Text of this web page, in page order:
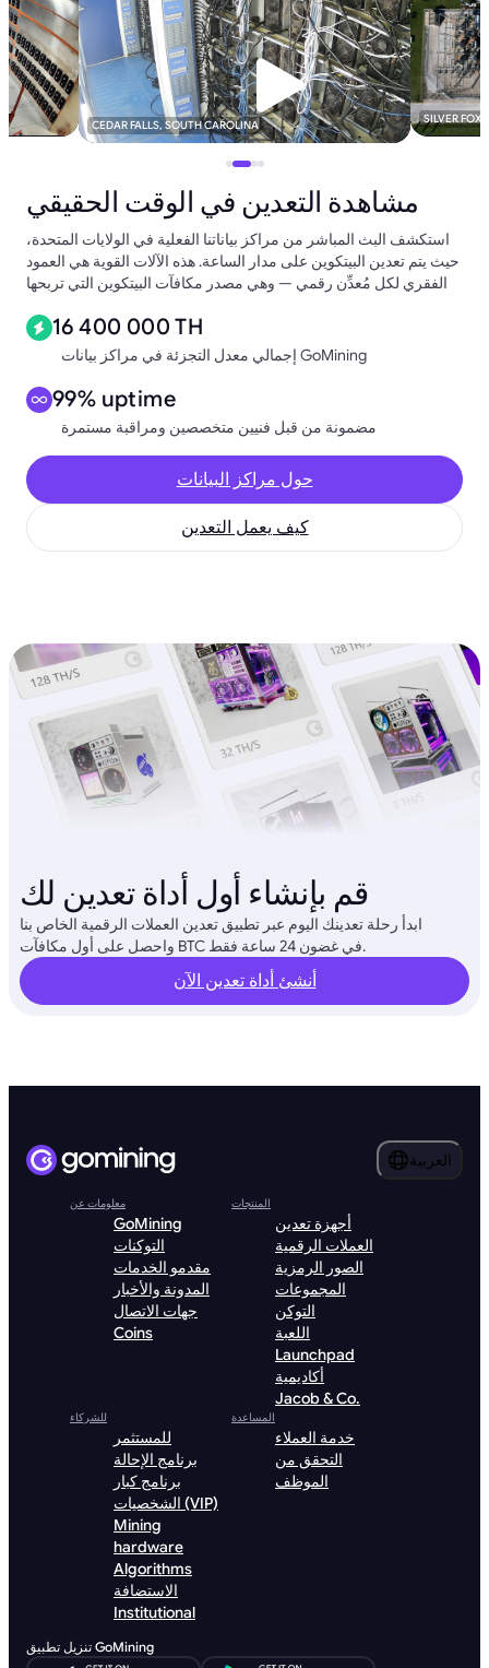
CEDAR FALLS, SOUTH CAROLINA SILVER FOX
مشاهدة التعدين في الوقت الحقيقي
استكشف البث المباشر من مراكز بياناتنا الفعلية في الولايات المتحدة،
حيث يتم تعدين البيتكوين على مدار الساعة. هذه الآلات القوية هي العمود
الفقري لكل مُعدِّن رقمي — وهي مصدر مكافآت البيتكوين التي تربحها
16 400 000 TH
إجمالي معدل التجزئة في مراكز بيانات GoMining
99% uptime
مضمونة من قبل فنيين متخصصين ومراقبة مستمرة
حول مراكز البيانات
كيف يعمل التعدين
قم بإنشاء أول أداة تعدين لك
ابدأ رحلة تعدينك اليوم عبر تطبيق تعدين العملات الرقمية الخاص بنا
واحصل على أول مكافآت BTC في غضون 24 ساعة فقط.
أنشئ أداة تعدين الآن
العربية
معلومات عن
GoMining
التوكنات
مقدمو الخدمات
المدونة والأخبار
جهات الاتصال
Coins
المنتجات
أجهزة تعدين
العملات الرقمية
الصور الرمزية
المجموعات
التوكن
اللعبة
Launchpad
أكاديمية
Jacob & Co.
للشركاء
للمستثمر
برنامج الإحالة
برنامج كبار
الشخصيات (VIP)
Mining
hardware
Algorithms
الاستضافة
Institutional
المساعدة
خدمة العملاء
التحقق من
الموظف
تنزيل تطبيق GoMining